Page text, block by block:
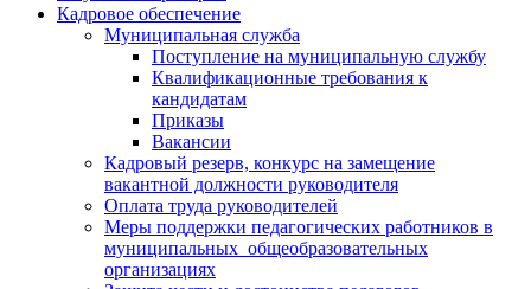
Кадровое обеспечение
Муниципальная служба
Поступление на муниципальную службу
Квалификационные требования к
кандидатам
Приказы
Вакансии
Кадровый резерв, конкурс на замещение
вакантной должности руководителя
Оплата труда руководителей
Меры поддержки педагогических работников в
муниципальных общеобразовательных
организациях